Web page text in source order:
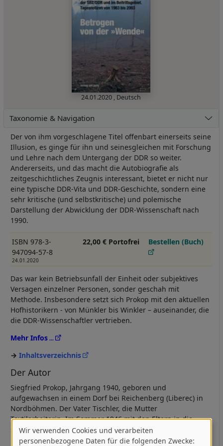
24.01.2020 , Deutsch
Taxonomie & Navigation
Der von ihm vorgeschlagene Titel offenbart einerseits seine
Illusion, es ginge für ihn und seinesgleichen mit Forschung
und Lehre nach dem Untergang der DDR so weiter.
Andererseits, und das macht die Autobiografie als
zeitgeschichtliches Zeugnis interessant, bietet er nicht nur
eine typische DDR-Vita und DDR-Geschichte, sondern eine
sehr kritische (und selbstkritische) und polemische
Darstellung der Abwicklung der DDR-Wissenschaft nach
1990.
ISBN 978-3-
947094-57-8
24.01.2020
22,00 € Portofrei Bestellen (Buch)
Das war kein Betriebsunfall der Einheit oder subjektives
Versagen einzelner Personen, sonder geschah mit
Methode. Insbesondere setzt sich Prokop mit den aktuellen
Hofhistorikern - von Münkler bis Winkler – auseinander, die
die DDR-Wissenschaftler vertrieben.
Mehr Infos
Inhaltsverzeichnis
Der Autor
Siegfried Prokop, Jahrgang 1940, geboren und
aufgewachsen in einem Dorf bei Reichenberg (Liberec) in
Nordböhmen. Der Vater Tischler, die Mutter
Textilarbeiterin. Im Sommer 1946 mit den Eltern in die
sowjetisch besetzte Zone »ausgesiedelt«. Abitur 1958 in
Neubrandenburg, danach Studium der Geschichte und der
Verwendung
Wir verwenden Cookies und verarbeiten
personenbezogene Daten für die folgenden Zwecke: